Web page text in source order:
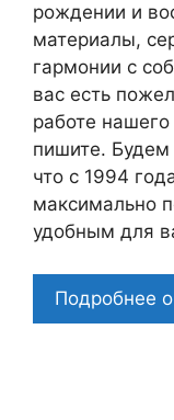
рождении и
материалы,
гармонии с
вас есть
работе
пишите. Будем
что c 1994
максимально
удобным для
Подробнее